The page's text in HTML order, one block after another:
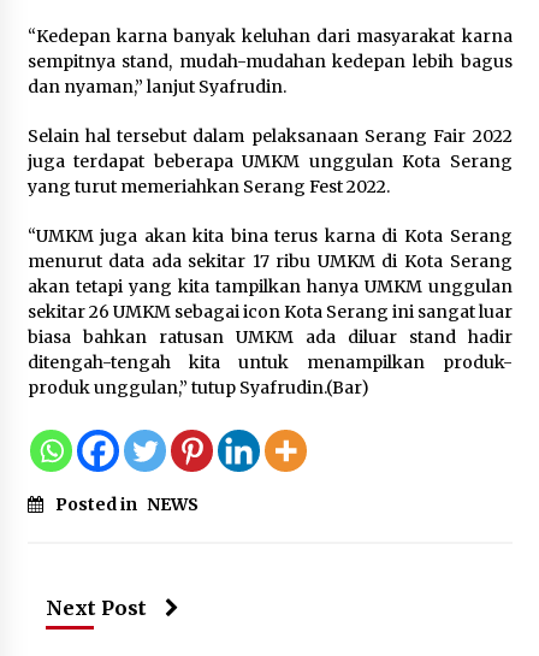
Wamenhan Pimpin Prosesi
Tinggi Kemhan
8 Agustus 2026
“Kedepan karna banyak keluhan dari masyarakat karna
sempitnya stand, mudah-mudahan kedepan lebih bagus
dan nyaman,” lanjut Syafrudin.
Selain hal tersebut dalam pelaksanaan Serang Fair 2022
juga terdapat beberapa UMKM unggulan Kota Serang
yang turut memeriahkan Serang Fest 2022.
“UMKM juga akan kita bina terus karna di Kota Serang
menurut data ada sekitar 17 ribu UMKM di Kota Serang
akan tetapi yang kita tampilkan hanya UMKM unggulan
sekitar 26 UMKM sebagai icon Kota Serang ini sangat luar
biasa bahkan ratusan UMKM ada diluar stand hadir
ditengah-tengah kita untuk menampilkan produk-
produk unggulan,” tutup Syafrudin.(Bar)
Posted in NEWS
Next Post